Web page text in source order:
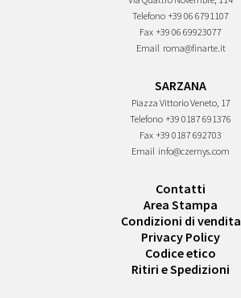
Telefono +39 06 6791107
Fax +39 06 69923077
Email roma@finarte.it
SARZANA
Piazza Vittorio Veneto, 17
Telefono +39 0187 691376
Fax +39 0187 692703
Email info@czernys.com
Contatti
Area Stampa
Condizioni di vendita
Privacy Policy
Codice etico
Ritiri e Spedizioni